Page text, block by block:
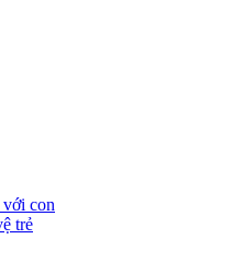
con
trẻ